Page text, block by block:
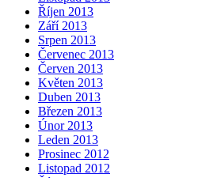
Říjen 2013
Září 2013
Srpen 2013
Červenec 2013
Červen 2013
Květen 2013
Duben 2013
Březen 2013
Únor 2013
Leden 2013
Prosinec 2012
Listopad 2012